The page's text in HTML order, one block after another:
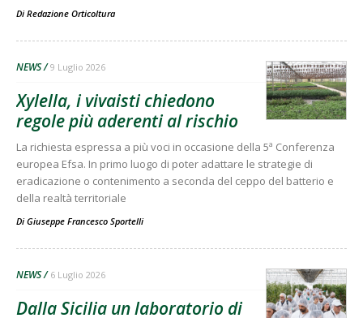
Di Redazione Orticoltura
NEWS 9 Luglio 2026
Xylella, i vivaisti chiedono
regole più aderenti al rischio
La richiesta espressa a più voci in occasione della 5ª Conferenza
europea Efsa. In primo luogo di poter adattare le strategie di
eradicazione o contenimento a seconda del ceppo del batterio e
della realtà territoriale
Di Giuseppe Francesco Sportelli
NEWS 6 Luglio 2026
Dalla Sicilia un laboratorio di